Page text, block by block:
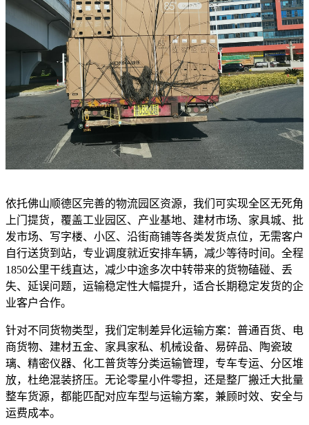
依托佛山顺德区完善的物流园区资源，我们可实现全区无死角
上门提货，覆盖工业园区、产业基地、建材市场、家具城、批
发市场、写字楼、小区、沿街商铺等各类发货点位，无需客户
自行送货到站，专业调度就近安排车辆，减少等待时间。全程
1850公里干线直达，减少中途多次中转带来的货物磕碰、丢
失、延误问题，运输稳定性大幅提升，适合长期稳定发货的企
业客户合作。
针对不同货物类型，我们定制差异化运输方案：普通百货、电
商货物、建材五金、家具家私、机械设备、易碎品、陶瓷玻
璃、精密仪器、化工普货等分类运输管理，专车专运、分区堆
放，杜绝混装挤压。无论零星小件零担，还是整厂搬迁大批量
整车货源，都能匹配对应车型与运输方案，兼顾时效、安全与
运费成本。